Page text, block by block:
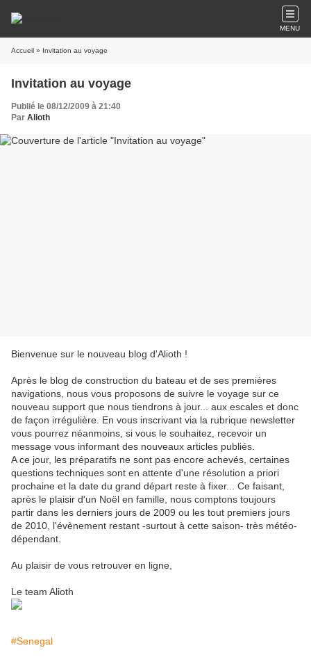
MENU
Accueil » Invitation au voyage
Invitation au voyage
Publié le 08/12/2009 à 21:40
Par Alioth
Bienvenue sur le nouveau blog d'Alioth !
Après le blog de construction du bateau et de ses premières
navigations, nous vous proposons de suivre le voyage sur ce
nouveau support que nous tiendrons à jour... aux escales et donc
de façon irrégulière. En vous inscrivant via la rubrique newsletter
vous pourrez néanmoins, si vous le souhaitez, recevoir un
message vous informant des nouveaux articles publiés.
A ce jour, les préparatifs ne sont pas encore achevés, certaines
questions techniques sont en attente d'une résolution a priori
prochaine et la date du grand départ reste à fixer... Ce faisant,
après le plaisir d'un Noël en famille, nous comptons toujours
partir dans les derniers jours de 2009 ou les tout premiers jours
de 2010, l'évènement restant -surtout à cette saison- très météo-
dépendant.
Au plaisir de vous retrouver en ligne,
Le team Alioth
#Senegal